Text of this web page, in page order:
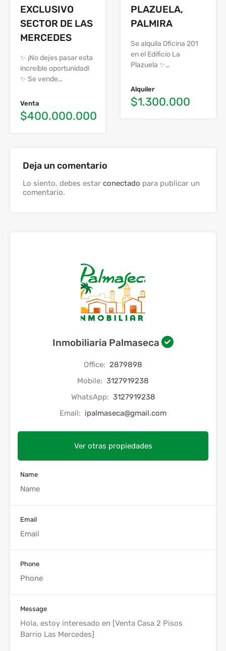
EXCLUSIVO
SECTOR DE LAS
MERCEDES
✨ ¡No dejes pasar esta
increíble oportunidad!
✨ Se vende…
Venta
$400.000.000
PLAZUELA,
PALMIRA
Se alquila Oficina 201
en el Edificio La
Plazuela ✨…
Alquiler
$1.300.000
Deja un comentario
Lo siento, debes estar conectado para publicar un
comentario.
Inmobiliaria Palmaseca
Office: 2879898
Mobile: 3127919238
WhatsApp: 3127919238
Email: ipalmaseca@gmail.com
Ver otras propiedades
Name
Email
Phone
Message